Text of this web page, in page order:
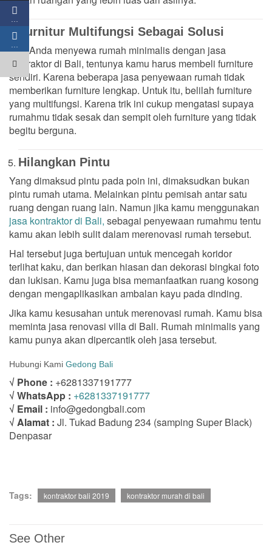
Furnitur Multifungsi Sebagai Solusi
Jika Anda menyewa rumah minimalis dengan jasa
kontraktor di Bali, tentunya kamu harus membeli furniture
sendiri. Karena beberapa jasa penyewaan rumah tidak
memberikan furniture lengkap. Untuk itu, belilah furniture
yang multifungsi. Karena trik ini cukup mengatasi supaya
rumahmu tidak sesak dan sempit oleh furniture yang tidak
begitu berguna.
Hilangkan Pintu
Yang dimaksud pintu pada poin ini, dimaksudkan bukan
pintu rumah utama. Melainkan pintu pemisah antar satu
ruang dengan ruang lain. Namun jika kamu menggunakan
jasa kontraktor di Bali, sebagai penyewaan rumahmu tentu
kamu akan lebih sulit dalam merenovasi rumah tersebut.
Hal tersebut juga bertujuan untuk mencegah koridor
terlihat kaku, dan berikan hiasan dan dekorasi bingkai foto
dan lukisan. Kamu juga bisa memanfaatkan ruang kosong
dengan mengaplikasikan ambalan kayu pada dinding.
Jika kamu kesusahan untuk merenovasi rumah. Kamu bisa
meminta jasa renovasi villa di Bali. Rumah minimalis yang
kamu punya akan dipercantik oleh jasa tersebut.
Hubungi Kami Gedong Bali
√ Phone : +6281337191777
√ WhatsApp : +6281337191777
√ Email : info@gedongbali.com
√ Alamat : Jl. Tukad Badung 234 (samping Super Black)
Denpasar
Tags: kontraktor bali 2019 kontraktor murah di bali
See Other
…
…